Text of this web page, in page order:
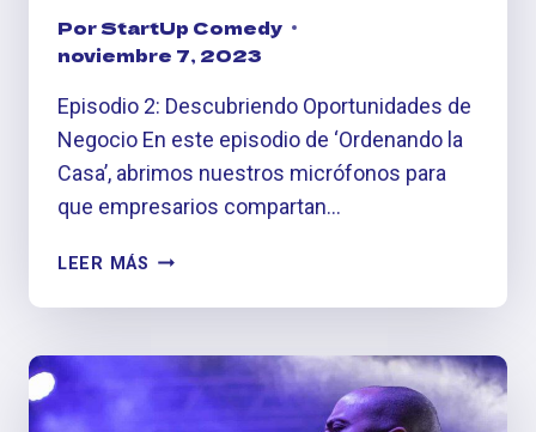
PorStartUp Comedy
noviembre 7, 2023
Episodio 2: Descubriendo Oportunidades de
Negocio En este episodio de ‘Ordenando la
Casa’, abrimos nuestros micrófonos para
que empresarios compartan…
LEER MÁS PODCAST
LA